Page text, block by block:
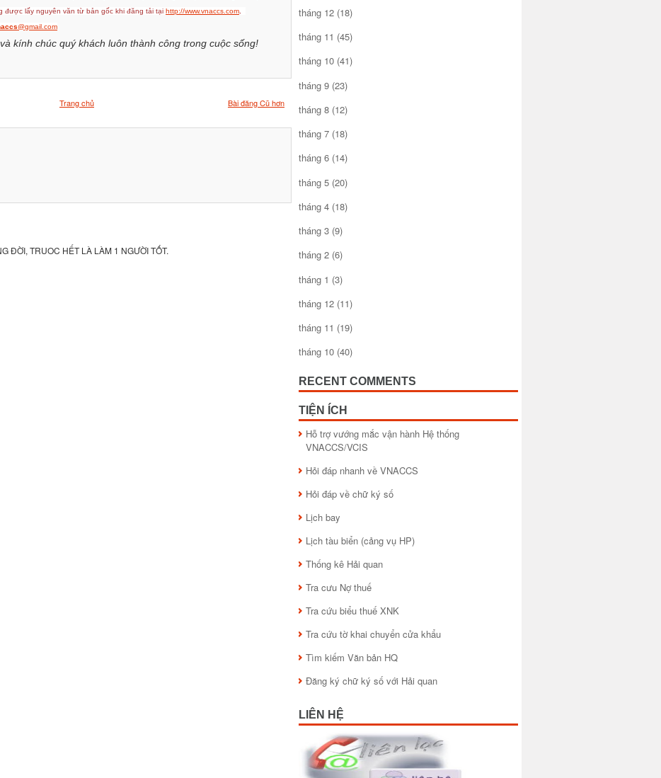
được lấy nguyên văn từ bản gốc khi đăng tải tại http://www.vnaccs.com
@gmail.com
kính chúc quý khách luôn thành công trong cuộc sống!
Bài đăng Cũ hơn
Trang chủ
ĐỜI, TRUOC HẾT LÀ LÀM 1 NGƯỜI TỐT.
tháng 12 (18)
tháng 11 (45)
tháng 10 (41)
tháng 9 (23)
tháng 8 (12)
tháng 7 (18)
tháng 6 (14)
tháng 5 (20)
tháng 4 (18)
tháng 3 (9)
tháng 2 (6)
tháng 1 (3)
tháng 12 (11)
tháng 11 (19)
tháng 10 (40)
RECENT COMMENTS
TIỆN ÍCH
Hỗ trợ vướng mắc vận hành Hệ thống
VNACCS/VCIS
Hỏi đáp nhanh về VNACCS
Hỏi đáp về chữ ký số
Lịch bay
Lịch tàu biển (cảng vụ HP)
Thống kê Hải quan
Tra cưu Nợ thuế
Tra cứu biểu thuế XNK
Tra cứu tờ khai chuyển cửa khẩu
Tìm kiếm Văn bản HQ
Đăng ký chữ ký số với Hải quan
LIÊN HỆ